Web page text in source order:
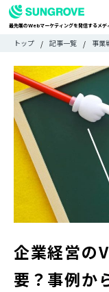
最先端のWebマーケティングを発信するメデ
ニ
ュ
ー
一
覧
すべての記事
CATEGORY
カテゴリで探す
WRITER
ライターで探す
FEATURE
特集
MOVIE
動画
DOCUMENT
検
検
トップ 記事一覧 事業
企業経営の
要？事例か